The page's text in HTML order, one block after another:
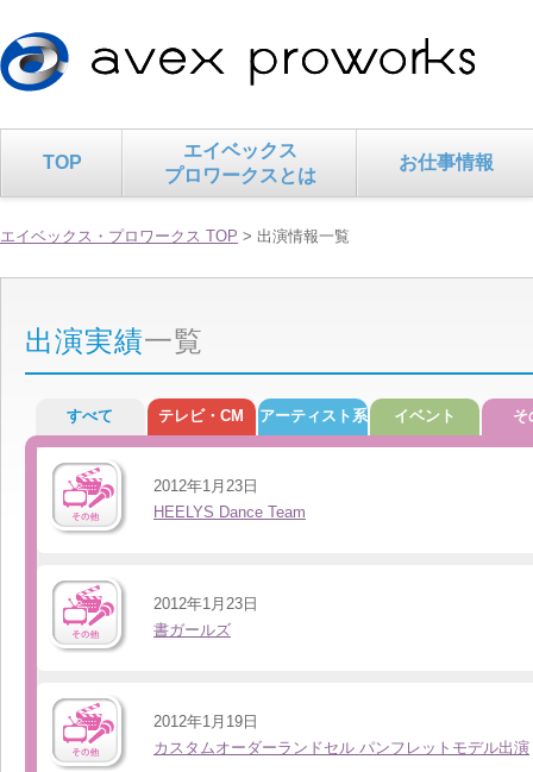
TOP
エイベックス
プロワークスとは
お仕事情報
エイベックス・プロワークス TOP > 出演情報一覧
出演実績一覧
すべて テレビ・CM アーティスト系 イベント そ
2012年1月23日
HEELYS Dance Team
2012年1月23日
書ガールズ
2012年1月19日
カスタムオーダーランドセル パンフレットモデル出演